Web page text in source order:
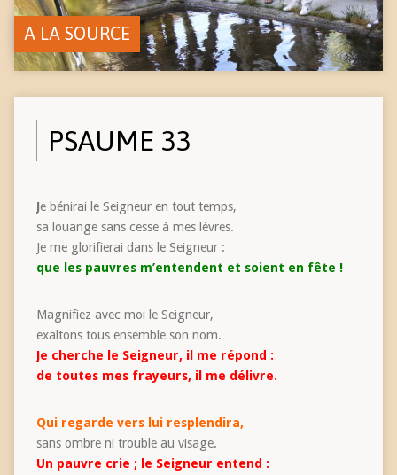
A LA SOURCE
PSAUME 33
Je bénirai le Seigneur en tout temps,
sa louange sans cesse à mes lèvres.
Je me glorifierai dans le Seigneur :
que les pauvres m’entendent et soient en fête !
Magnifiez avec moi le Seigneur,
exaltons tous ensemble son nom.
Je cherche le Seigneur, il me répond :
de toutes mes frayeurs, il me délivre.
Qui regarde vers lui resplendira,
sans ombre ni trouble au visage.
Un pauvre crie ; le Seigneur entend :